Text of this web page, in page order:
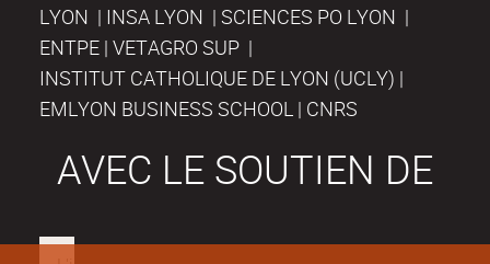
LYON | INSA LYON | SCIENCES PO LYON |
ENTPE | VETAGRO SUP |
INSTITUT CATHOLIQUE DE LYON (UCLY) |
EMLYON BUSINESS SCHOOL | CNRS
AVEC LE SOUTIEN DE